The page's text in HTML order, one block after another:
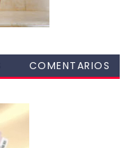
COMENTARIOS